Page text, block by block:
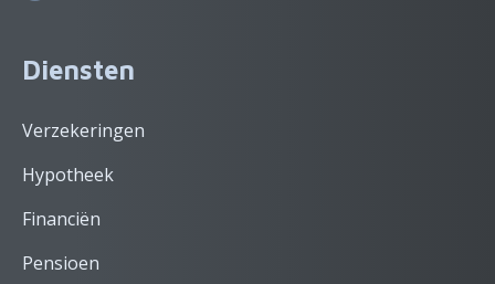
Diensten
Verzekeringen
Hypotheek
Financiën
Pensioen